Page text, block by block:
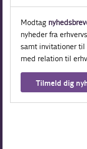
Modtag
nyheder fra
samt invitationer til
med relation til
Tilmeld dig